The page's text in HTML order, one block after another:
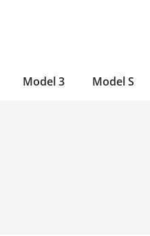
Model 3 Model S